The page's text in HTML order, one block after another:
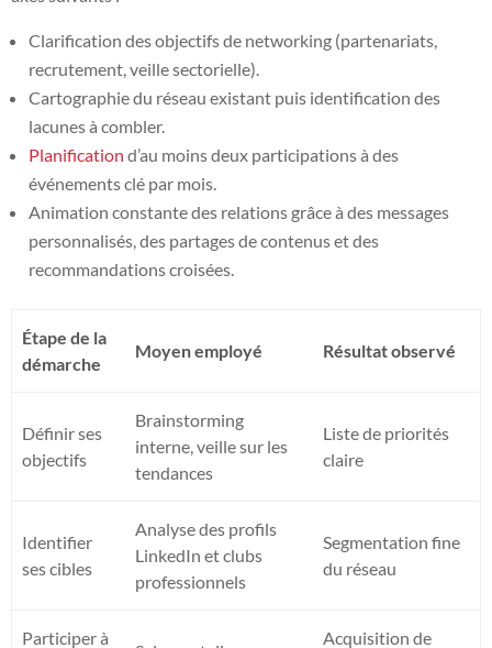
Clarification des objectifs de networking (partenariats,
recrutement, veille sectorielle).
Cartographie du réseau existant puis identification des
lacunes à combler.
Planification d’au moins deux participations à des
événements clé par mois.
Animation constante des relations grâce à des messages
personnalisés, des partages de contenus et des
recommandations croisées.
Étape de la
démarche
Moyen employé Résultat observé
Définir ses
objectifs
Brainstorming
interne, veille sur les
tendances
Liste de priorités
claire
Identifier
ses cibles
Analyse des profils
LinkedIn et clubs
professionnels
Segmentation fine
du réseau
Participer à Acquisition de